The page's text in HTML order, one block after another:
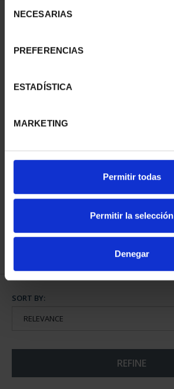
NECESARIAS
PREFERENCIAS
ESTADÍSTICA
MARKETING
Permitir todas
Permitir la selección
Denegar
1 Products found
FIFA WORLD CUP - 100
€1,260.00
SORT BY:
REFINE